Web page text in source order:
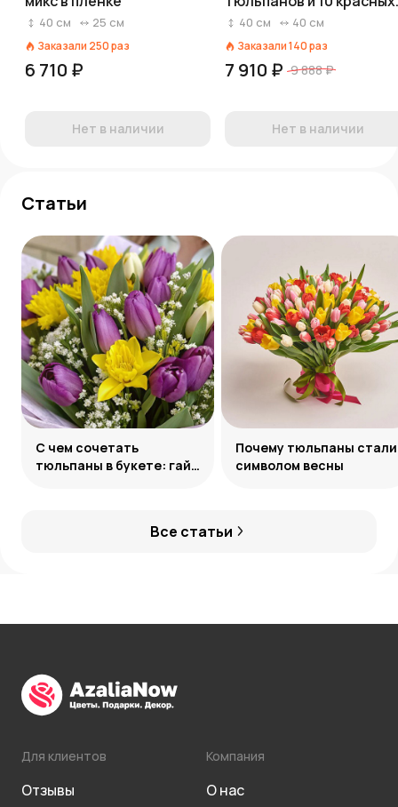
40 см 25 см
Заказали 250раз
6 710 ₽
Нет в наличии
гвоздик в красной
40 см 40 см
Заказали140раз
7 910 ₽ 9 888 ₽
Нет в наличии
Статьи
Все статьи
С чем сочетать
тюльпаны в букете: гайд
Почему тюльпаны стали
символом весны
Для клиентов
Отзывы
Компания
О нас